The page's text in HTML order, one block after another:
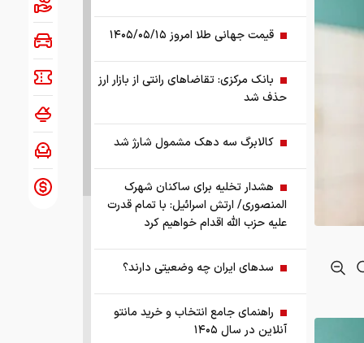
قیمت جهانی طلا امروز ۱۴۰۵/۰۵/۱۵
بانک مرکزی: تقاضا‌های رانتی از بازار ارز
حذف شد
کالابرگ سه دهک مشمول شارژ شد
هشدار تخلیه برای ساکنان شهرک
المنصوری/ ارتش اسرائیل: با تمام قدرت
علیه حزب الله اقدام خواهیم کرد
سد‌های ایران چه وضعیتی دارند؟
راهنمای جامع انتخاب و خرید مانتو
آنلاین در سال ۱۴۰۵